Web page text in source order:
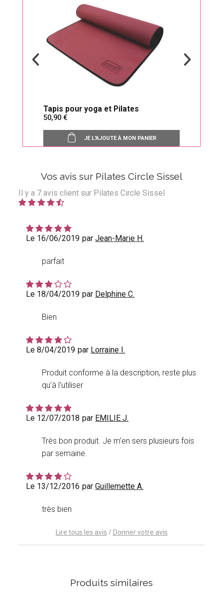
Tapis pour yoga et Pilates
50,90
JE L'AJOUTE À MON PANIER
Vos avis sur Pilates Circle Sissel
Il y a 7 avis client sur Pilates Circle Sissel
Le 16/06/2019 parJean-Marie H.
parfait
Le 18/04/2019 par Delphine C.
Bien
Le 8/04/2019 par Lorraine I.
Produit conforme à la description, reste plus
qu'à l'utiliser
Le 12/07/2018 par EMILIE J.
Très bon produit. Je m'en sers plusieurs fois
par semaine.
Le 13/12/2016 parGuillemette A.
très bien
Lire tous les avis / Donner votre avis
Produits similaires